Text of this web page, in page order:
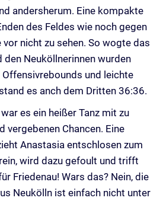
andersherum. Eine kompakte
des Feldes wie noch gegen
vor nicht zu sehen. So wogte das
den Neuköllnerinnen wurden
Offensivrebounds und leichte
es anch dem Dritten 36:36.
es ein heißer Tanz mit zu
vergebenen Chancen. Eine
Anastasia entschlosen zum
wird dazu gefoult und trifft
Friedenau! Wars das? Nein, die
Neukölln ist einfach nicht unter